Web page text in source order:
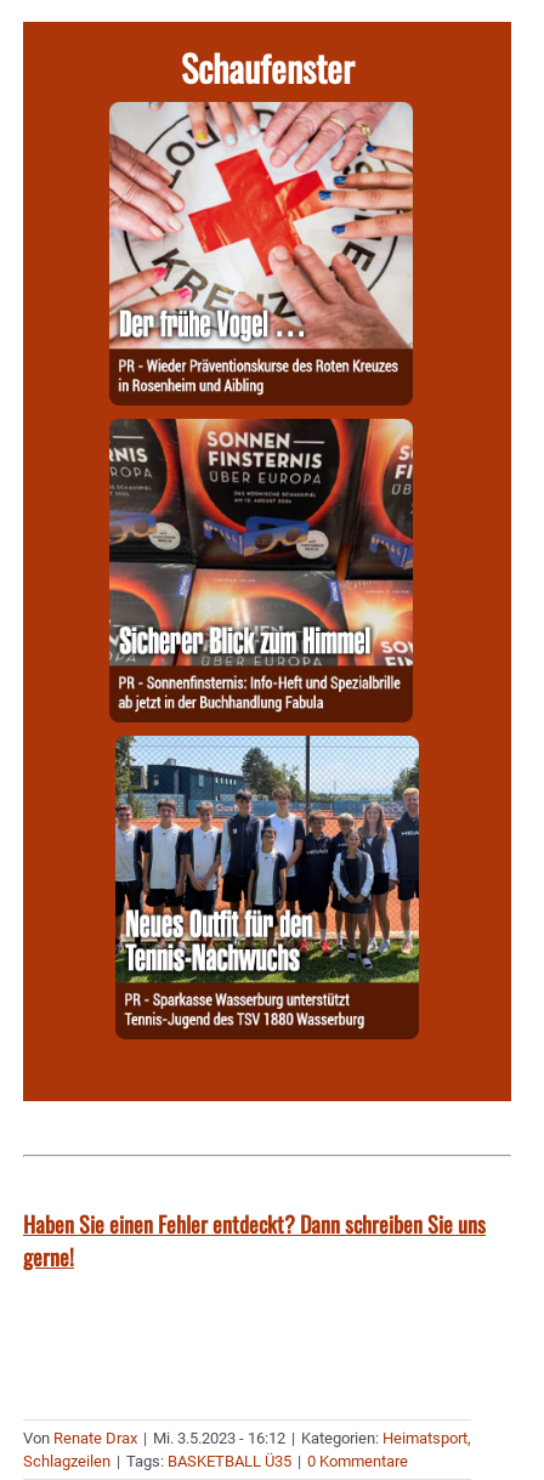
Schaufenster
Haben Sie einen Fehler entdeckt? Dann schreiben Sie uns
gerne!
Von Renate Drax | Mi. 3.5.2023 - 16:12 | Kategorien: Heimatsport,
Schlagzeilen | Tags: BASKETBALL Ü35 | 0 Kommentare